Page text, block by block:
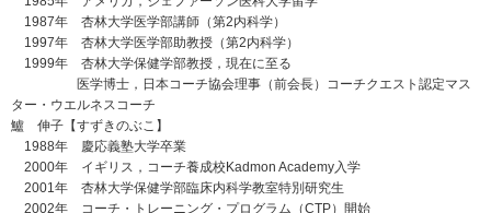
1987年 杏林大学医学部講師（第2内科学）
1997年 杏林大学医学部助教授（第2内科学）
1999年 杏林大学保健学部教授，現在に至る
医学博士，日本コーチ協会理事（前会長）コーチクエスト認定マス
ター・ウエルネスコーチ
鱸 伸子【すずきのぶこ】
1988年 慶応義塾大学卒業
2000年 イギリス，コーチ養成校Kadmon Academy入学
2001年 杏林大学保健学部臨床内科学教室特別研究生
2002年 コーチ・トレーニング・プログラム（CTP）開始